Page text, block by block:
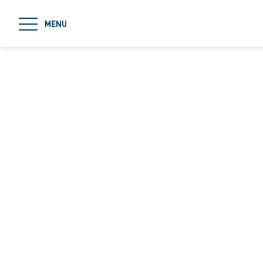
MENU